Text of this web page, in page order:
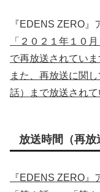
『EDENS ZERO』
「２０２１年１０
で再放送されていま
また、再放送に関
話）まで放送されて
放送時間（再
『EDENS ZERO』